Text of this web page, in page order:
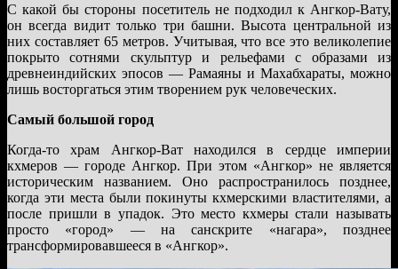
С какой бы стороны посетитель не подходил к Ангкор-Вату,
он всегда видит только три башни. Высота центральной из
них составляет 65 метров. Учитывая, что все это великолепие
покрыто сотнями скульптур и рельефами с образами из
древнеиндийских эпосов — Рамаяны и Махабхараты, можно
лишь восторгаться этим творением рук человеческих.
Самый большой город
Когда-то храм Ангкор-Ват находился в сердце империи
кхмеров — городе Ангкор. При этом «Ангкор» не является
историческим названием. Оно распространилось позднее,
когда эти места были покинуты кхмерскими властителями, а
после пришли в упадок. Это место кхмеры стали называть
просто «город» — на санскрите «нагара», позднее
трансформировавшееся в «Ангкор».